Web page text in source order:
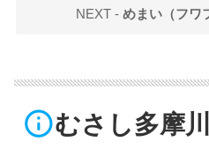
NEXT - めまい（フワ
info_outlineむさし多摩